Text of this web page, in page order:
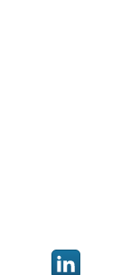
item opDeel dit